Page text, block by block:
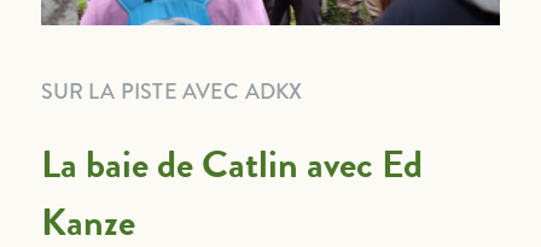
SUR LA PISTE AVEC ADKX
La baie de Catlin avec Ed
Kanze